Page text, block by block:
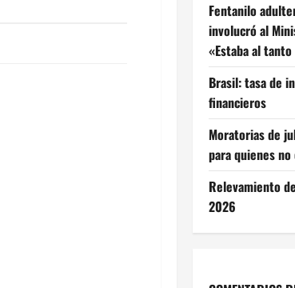
Fentanilo
involucró al
«Estaba al
Brasil: tasa de
financieros
Moratorias de
para quienes
Relevamiento
2026